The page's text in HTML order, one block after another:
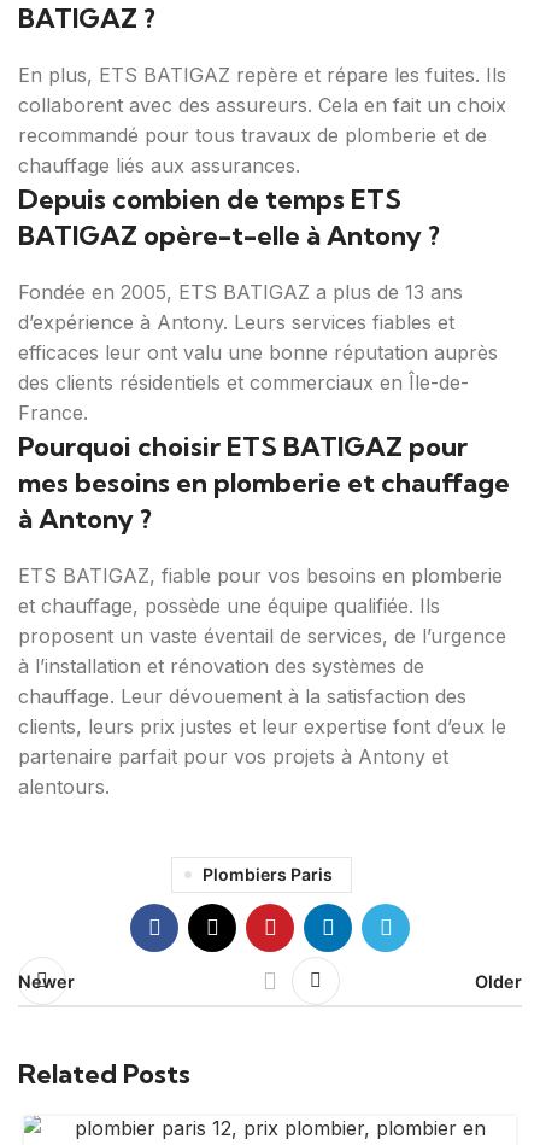
BATIGAZ ?
En plus, ETS BATIGAZ repère et répare les fuites. Ils
collaborent avec des assureurs. Cela en fait un choix
recommandé pour tous travaux de plomberie et de
chauffage liés aux assurances.
Depuis combien de temps ETS
BATIGAZ opère-t-elle à Antony ?
Fondée en 2005, ETS BATIGAZ a plus de 13 ans
d’expérience à Antony. Leurs services fiables et
efficaces leur ont valu une bonne réputation auprès
des clients résidentiels et commerciaux en Île-de-
France.
Pourquoi choisir ETS BATIGAZ pour
mes besoins en plomberie et chauffage
à Antony ?
ETS BATIGAZ, fiable pour vos besoins en plomberie
et chauffage, possède une équipe qualifiée. Ils
proposent un vaste éventail de services, de l’urgence
à l’installation et rénovation des systèmes de
chauffage. Leur dévouement à la satisfaction des
clients, leurs prix justes et leur expertise font d’eux le
partenaire parfait pour vos projets à Antony et
alentours.
Plombiers Paris
Newer Older
Related Posts